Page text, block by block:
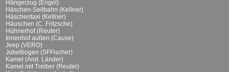
Hängerzug (Engel)
Häschen-Seilbahn (Kellner)
Häschentaxi (Kellner)
Häuschen (C. Fritzsche)
Hühnerhof (Reuter)
Innenhof außen (Cause)
Jeep (VERO)
Jubelbogen (SFFischer)
Kamel (And. Länder)
Kamel mit Treiber (Reuter)